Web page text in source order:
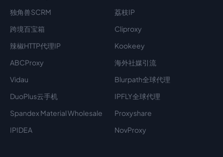
独角兽SCRM
荔枝IP
跨境百宝箱
Cliproxy
辣椒HTTP代理IP
Kookeey
ABCProxy
海外社媒引流
Vidau
Blurpath全球代理
DuoPlus云手机
IPFLY全球代理
Spandex Material Wholesale​
Proxyshare
IPIDEA
NovProxy